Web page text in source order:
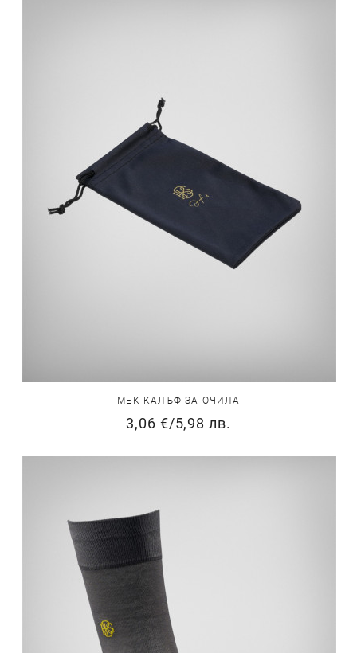
МЕК КАЛЪФ ЗА ОЧИЛА
3,06 €/5,98 лв.